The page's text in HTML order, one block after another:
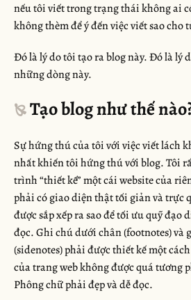
nếu tôi viết trong trạng thái không ai
không thèm để ý đến việc viết sao cho
Đó là lý do tôi tạo ra blog này. Đó là lý
những dòng này.
Tạo blog như thế
Sự hứng thú của tôi với việc viết lách
nhất khiến tôi hứng thú với blog. Tôi
trình “thiết kế” một cái website của
phải có giao diện thật tối giản và trực
được sắp xếp ra sao để tối ưu quỹ đạo
đọc. Ghi chú dưới chân (footnotes) và
(sidenotes) phải được thiết kế một
của trang web không được quá tương
Phông chữ phải đẹp và dễ đọc.